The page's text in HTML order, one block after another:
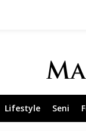
Lifestyle Seni